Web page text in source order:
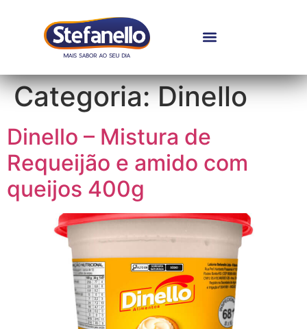
Categoria:Dinello
Dinello – Mistura de
Requeijão e amido com
queijos 400g